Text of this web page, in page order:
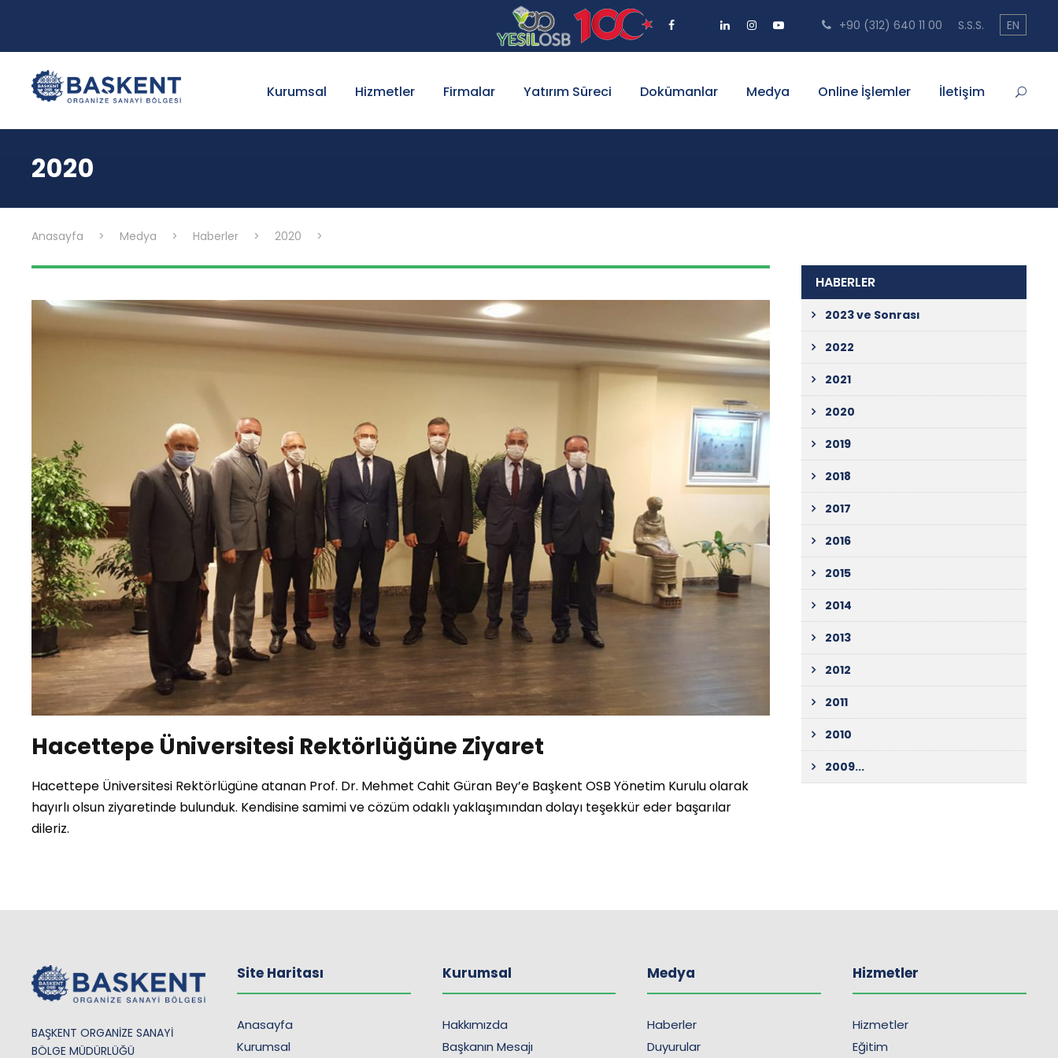
+90 (312) 640 11 00 S.S.S. EN
Kurumsal Hizmetler Firmalar Yatırım Süreci Dokümanlar Medya Online İşlemler İletişim
2020
Anasayfa > Medya > Haberler > 2020 >
Hacettepe Üniversitesi Rektörlüğüne Ziyaret
Hacettepe Üniversitesi Rektörlügüne atanan Prof. Dr. Mehmet Cahit Güran Bey’e Başkent OSB Yönetim Kurulu olarak
hayırlı olsun ziyaretinde bulunduk. Kendisine samimi ve cözüm odaklı yaklaşımından dolayı teşekkür eder başarılar
dileriz.
HABERLER
2023 ve Sonrası
2022
2021
2020
2019
2018
2017
2016
2015
2014
2013
2012
2011
2010
2009...
BAŞKENT ORGANİZE SANAYİ
BÖLGE MÜDÜRLÜĞÜ
Site Haritası
Anasayfa
Kurumsal
Kurumsal
Hakkımızda
Başkanın Mesajı
Medya
Haberler
Duyurular
Hizmetler
Hizmetler
Eğitim